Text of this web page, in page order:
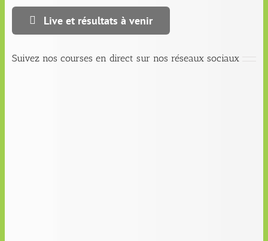
Live et résultats à venir
Suivez nos courses en direct sur nos réseaux sociaux